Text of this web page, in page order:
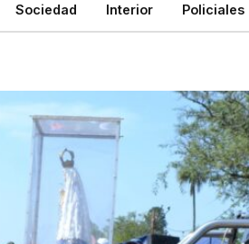
Sociedad Interior Policiales